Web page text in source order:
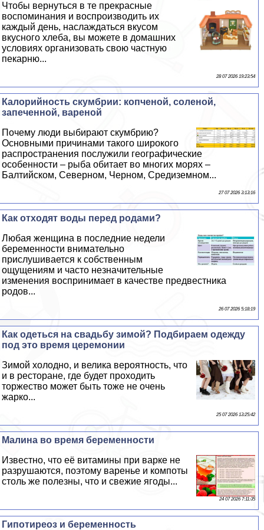
Чтобы вернуться в те прекрасные
воспоминания и воспроизводить их
каждый день, наслаждаться вкусом
вкусного хлеба, вы можете в домашних
условиях организовать свою частную
пекарню...
28 07 2026 19:23:54
Калорийность скумбрии: копченой, соленой,
запеченной, вареной
Почему люди выбирают скумбрию?
Основными причинами такого широкого
распространения послужили географические
особенности – рыба обитает во многих морях –
Балтийском, Северном, Черном, Средиземном...
27 07 2026 3:13:16
Как отходят воды перед родами?
Любая женщина в последние недели
беременности внимательно
прислушивается к собственным
ощущениям и часто незначительные
изменения воспринимает в качестве предвестника
родов...
26 07 2026 5:18:19
Как одеться на свадьбу зимой? Подбираем одежду
под это время церемонии
Зимой холодно, и велика вероятность, что
и в ресторане, где будет проходить
торжество может быть тоже не очень
жарко...
25 07 2026 13:25:42
Малина во время беременности
Известно, что её витамины при варке не
разрушаются, поэтому варенье и компоты
столь же полезны, что и свежие ягоды...
24 07 2026 7:11:35
Гипотиреоз и беременность